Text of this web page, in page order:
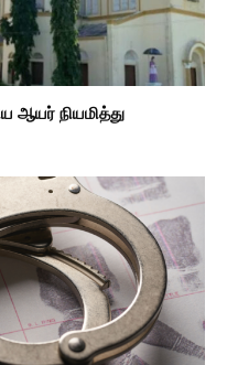
ஆயர் நியமித்து